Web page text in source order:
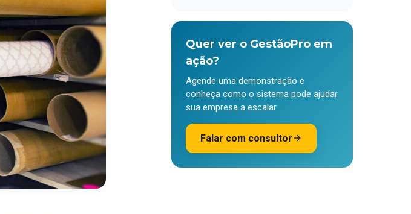
Quer ver o GestãoPro em
ação?
Agende uma demonstração e
conheça como o sistema pode ajudar
sua empresa a escalar.
Falar com consultor